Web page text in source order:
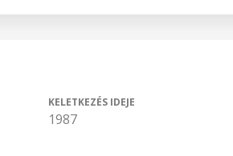
KELETKEZÉS IDEJE
1987